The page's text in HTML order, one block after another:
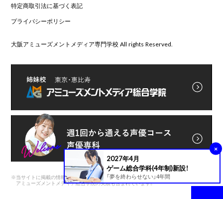
2027年4月
ゲーム総合学科(4年制)新設！
「夢を終わらせない」4年間
×
特定商取引法に基づく表記
プライバシーポリシー
大阪アミューズメントメディア専門学校 All rights Reserved.
※当サイトに掲載の情報は前身である
アミューズメントメディア総合学院の実績も含まれています。